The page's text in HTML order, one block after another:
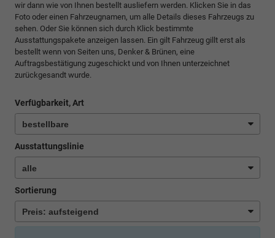
wir dann wie von Ihnen bestellt ausliefern werden. Klicken Sie in das
Foto oder einen Fahrzeugnamen, um alle Details dieses Fahrzeugs zu
sehen. Oder Sie können sich durch Klick bestimmte
Ausstattungspakete anzeigen lassen. Ein gilt Fahrzeug gillt erst als
bestellt wenn von Seiten uns, Denker & Brünen, eine
Auftragsbestätigung zugeschickt und von Ihnen unterzeichnet
zurückgesandt wurde.
Verfügbarkeit, Art
Ausstattungslinie
Sortierung